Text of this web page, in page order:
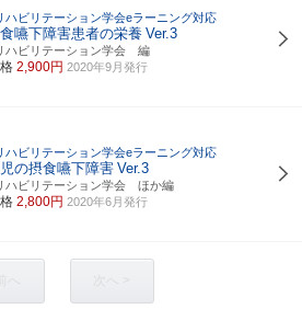
ハビリテーション学会eラーニング対応
嚥下障害患者の栄養 Ver.3
ハビリテーション学会 編
2,900円 2020年9月発行
ハビリテーション学会eラーニング対応
の摂食嚥下障害Ver.3
ハビリテーション学会 ほか編
2,800円 2020年6月発行